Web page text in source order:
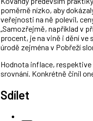
poměrně nízko, aby
veřejnosti na ně polevil,
„Samozřejmě, například v
procent, je na vině i dění
úrodě zejména v Pobřeží
Hodnota inflace,
srovnání. Konkrétně činil
Sdílet